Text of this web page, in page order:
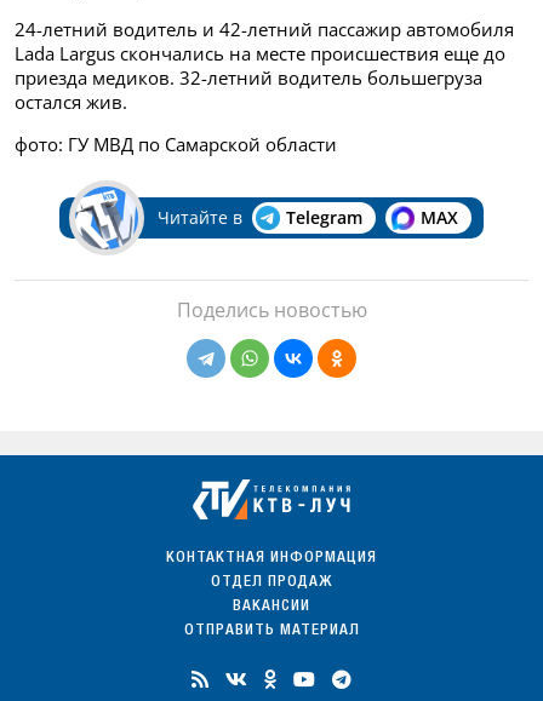
24-летний водитель и 42-летний пассажир автомобиля
Lada Largus скончались на месте происшествия еще до
приезда медиков. 32-летний водитель большегруза
остался жив.
фото: ГУ МВД по Самарской области
Читайте в Telegram MAX
Поделись новостью
КОНТАКТНАЯ ИНФОРМАЦИЯ
ОТДЕЛ ПРОДАЖ
ВАКАНСИИ
ОТПРАВИТЬ МАТЕРИАЛ